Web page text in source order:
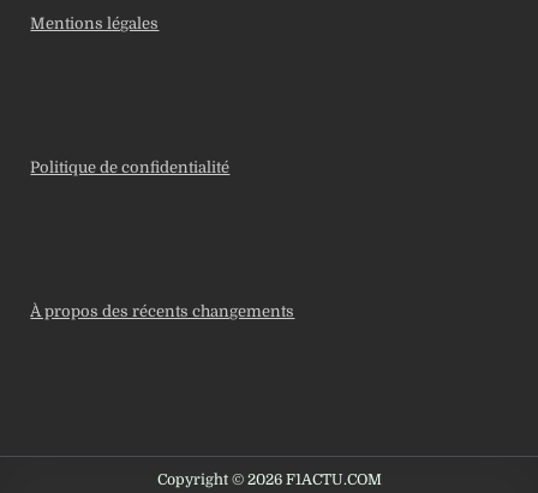
Mentions légales
Politique de confidentialité
À propos des récents changements
Copyright © 2026 F1ACTU.COM